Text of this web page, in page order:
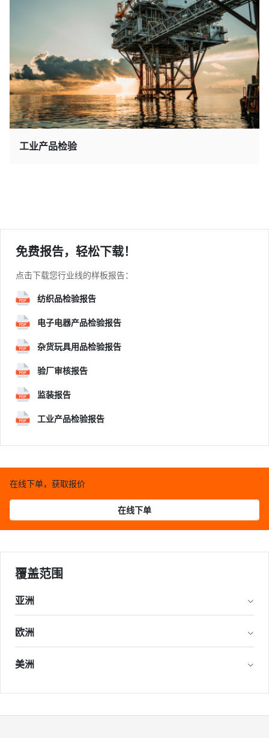
工业产品检验
免费报告，轻松下载！
点击下载您行业线的样板报告：
纺织品检验报告
电子电器产品检验报告
杂货玩具用品检验报告
验厂审核报告
监装报告
工业产品检验报告
在线下单，获取报价
在线下单
覆盖范围
亚洲
欧洲
美洲